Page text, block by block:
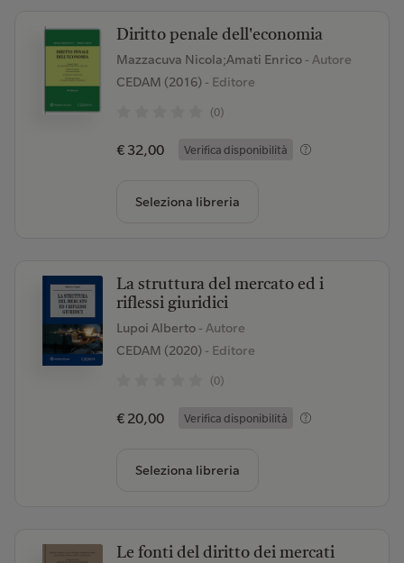
Diritto penale dell'economia
Mazzacuva Nicola;Amati Enrico - Autore
CEDAM (2016)- Editore
(0)
€ 32,00 Verifica disponibilità
Seleziona libreria
La struttura del mercato ed i
riflessi giuridici
Lupoi Alberto - Autore
CEDAM (2020)- Editore
(0)
€ 20,00 Verifica disponibilità
Seleziona libreria
Le fonti del diritto dei mercati